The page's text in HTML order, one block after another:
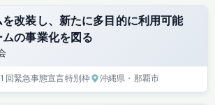
改装し、新たに多目的に利用可能
の事業化を図る
回緊急事態宣言特別枠 沖縄県 ・那覇市